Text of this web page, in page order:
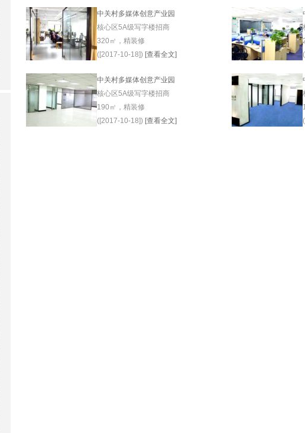
中关村多媒体创意产业园
核心区5A级写字楼招商
320㎡，精装修
([2017-10-18]) [查看全文]
中关村多媒体创意产业园
核心区5A级写字楼招商
190㎡，精装修
([2017-10-18]) [查看全文]